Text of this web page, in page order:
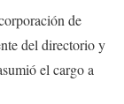
de
del directorio y
el cargo a